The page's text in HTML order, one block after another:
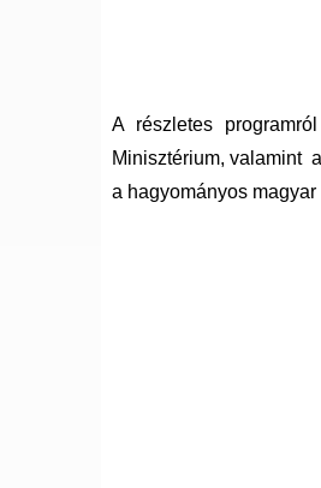
A részletes
Minisztérium, valamint
a hagyományos